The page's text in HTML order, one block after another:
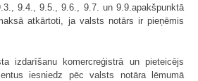
9.4., 9.5., 9.6., 9.7. un 9.9.apakšpunktā
atkārtoti, ja valsts notārs ir pieņēmis
izdarīšanu komercreģistrā un pieteicējs
iesniedz pēc valsts notāra lēmumā